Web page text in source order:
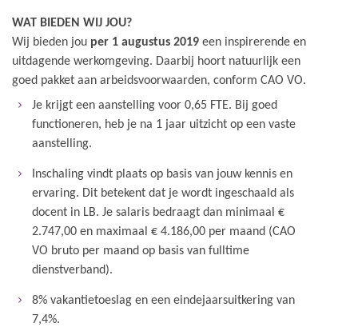
WAT BIEDEN WIJ JOU?
Wij bieden jou per 1 augustus 2019 een inspirerende en
uitdagende werkomgeving. Daarbij hoort natuurlijk een
goed pakket aan arbeidsvoorwaarden, conform CAO VO.
Je krijgt een aanstelling voor 0,65 FTE. Bij goed
functioneren, heb je na 1 jaar uitzicht op een vaste
aanstelling.
Inschaling vindt plaats op basis van jouw kennis en
ervaring. Dit betekent dat je wordt ingeschaald als
docent in LB. Je salaris bedraagt dan minimaal €
2.747,00 en maximaal € 4.186,00 per maand (CAO
VO bruto per maand op basis van fulltime
dienstverband).
8% vakantietoeslag en een eindejaarsuitkering van
7,4%.